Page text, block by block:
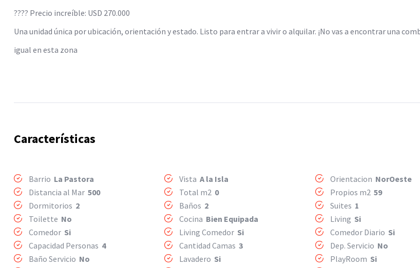
???? Precio increíble: USD 270.000
Una unidad única por ubicación, orientación y estado. Listo para entrar a vivir o alquilar. ¡No vas a encontrar una
igual en esta zona
Características
Barrio La Pastora VistaA la Isla Orientacion NorOeste
Distancia al Mar 500 Total m2 0 Propios m2 59
Dormitorios 2 Baños 2 Suites 1
Toilette No Cocina Bien Equipada Living Si
Comedor Si Living Comedor Si Comedor Diario Si
Capacidad Personas 4 Cantidad Camas3 Dep. Servicio No
Baño Servicio No Lavadero Si PlayRoom Si